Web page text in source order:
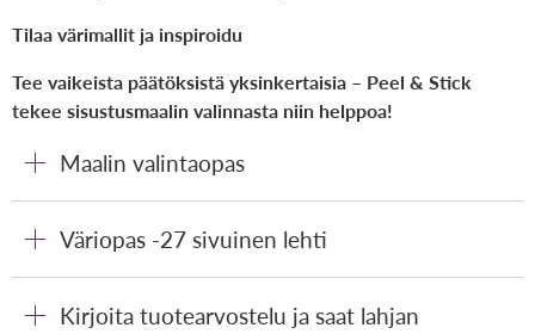
Tilaa värimallit ja inspiroidu
Tee vaikeista päätöksistä yksinkertaisia – Peel & Stick
tekee sisustusmaalin valinnasta niin helppoa!
Maalin valintaopas
Väriopas -27 sivuinen lehti
Kirjoita tuotearvostelu ja saat lahjan